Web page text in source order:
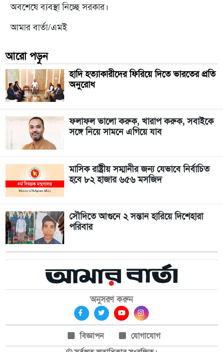
অবশেষে ব্যবস্থা নিচ্ছে সরকার।
আমার বার্তা/এমই
আরো পড়ুন
হাদি হত্যাকারীদের ফিরিয়ে দিতে ভারতের প্রতি
অনুরোধ
ফলাফল ভালো করুক, খারাপ করুক, সবাইকে
সঙ্গে নিয়ে সামনে এগিয়ে যাব
মাসিক রাষ্ট্রীয় সম্মানীর জন্য যেভাবে নির্বাচিত
হবে ৮২ হাজার ৬৫৬ মসজিদ
সৌদিতে আগুনে ২ সন্তান হারিয়ে দিশেহারা
পরিবার
অনুসরণ করুন
বিজ্ঞাপন
যোগাযোগ